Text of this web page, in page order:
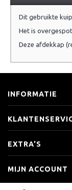
Dit gebruikte
Het is
Deze afdekkap
INFORMATIE
EXTRA'S
MIJN ACCOUNT